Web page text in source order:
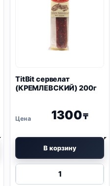
TitBit сервелат
(КРЕМЛЕВСКИЙ) 200г
1300₸
В корзину
Количество